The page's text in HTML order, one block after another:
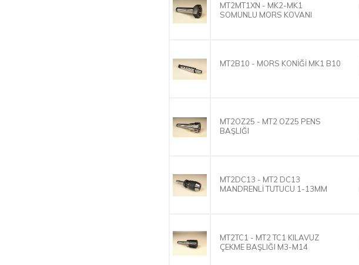
MT2MT1XN - MK2-MK1
SOMUNLU MORS KOVANI
MT2B10 - MORS KONİĞİ MK1 B10
MT2OZ25 - MT2 OZ25 PENS
BAŞLIĞI
MT2DC13 - MT2 DC13
MANDRENLİ TUTUCU 1-13MM
MT2TC1 - MT2 TC1 KILAVUZ
ÇEKME BAŞLIĞI M3-M14